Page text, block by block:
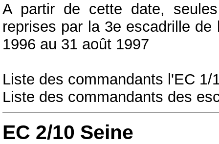
A partir de cette date,
reprises par la 3e escadrille
1996 au 31 août 1997
Liste des commandants l'EC 1/
Liste des commandants des
EC 2/10 Seine